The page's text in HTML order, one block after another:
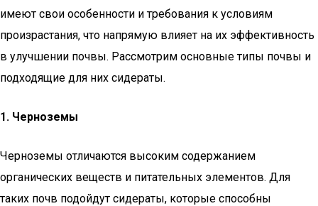
имеют свои особенности и требования к условиям
произрастания, что напрямую влияет на их эффективность
в улучшении почвы. Рассмотрим основные типы почвы и
подходящие для них сидераты.
1. Черноземы
Черноземы отличаются высоким содержанием
органических веществ и питательных элементов. Для
таких почв подойдут сидераты, которые способны